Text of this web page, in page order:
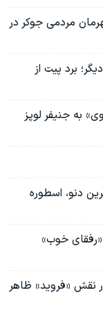
مردمی جوکر در
برد پیت از
به جنیفر لوپز
دنو، اسطوره
«رفقای خوب»
نقش «فروید» ظاهر